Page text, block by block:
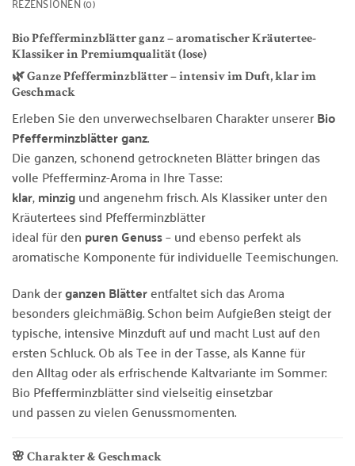
Bio Pfefferminzblätter ganz – aromatischer Kräutertee-
Klassiker in Premiumqualität (lose)
🌿 Ganze Pfefferminzblätter – intensiv im Duft, klar im
Geschmack
Erleben Sie den unverwechselbaren Charakter unsererBio
Pfefferminzblätter ganz.
Die ganzen, schonend getrockneten Blätter bringen das
volle Pfefferminz-Aroma in Ihre Tasse:
klar,minzigund angenehm frisch. Als Klassiker unter den
Kräutertees sind Pfefferminzblätter
ideal für den puren Genuss– und ebenso perfekt als
aromatische Komponente für individuelle Teemischungen.
Dank derganzen Blätterentfaltet sich das Aroma
besonders gleichmäßig. Schon beim Aufgießen steigt der
typische, intensive Minzduft auf und macht Lust auf den
ersten Schluck. Ob als Tee in der Tasse, als Kanne für
den Alltag oder als erfrischende Kaltvariante im Sommer:
Bio Pfefferminzblätter sind vielseitig einsetzbar
und passen zu vielen Genussmomenten.
🌸 Charakter & Geschmack